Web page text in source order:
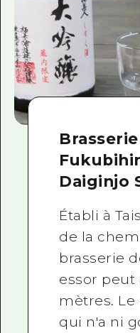
Daiginjo
Établi à
de la
brasserie
essor peut
mètres. Le
qui n'a ni